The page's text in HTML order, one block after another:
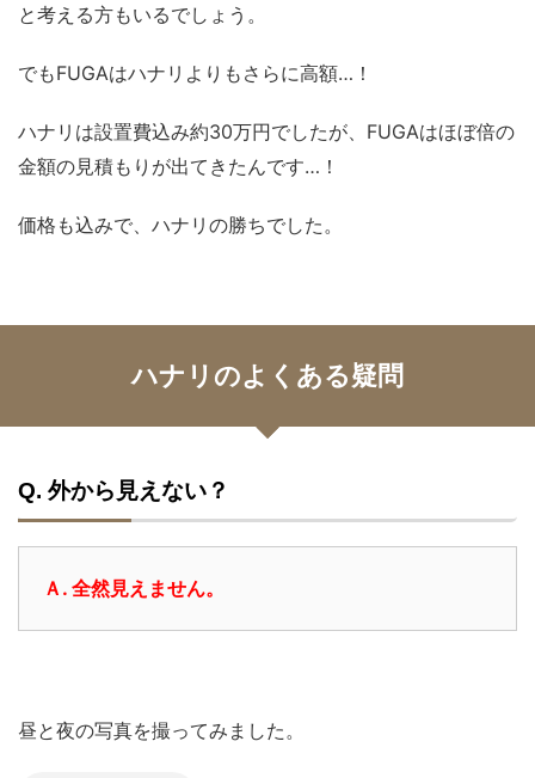
と考える方もいるでしょう。
でもFUGAはハナリよりもさらに高額…！
ハナリは設置費込み約30万円でしたが、FUGAはほぼ倍の
金額の見積もりが出てきたんです…！
価格も込みで、ハナリの勝ちでした。
ハナリのよくある疑問
Q. 外から見えない？
Ａ. 全然見えません。
昼と夜の写真を撮ってみました。